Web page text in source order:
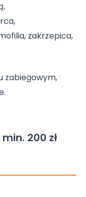
zakrzepica,
zabiegowym,
200 zł